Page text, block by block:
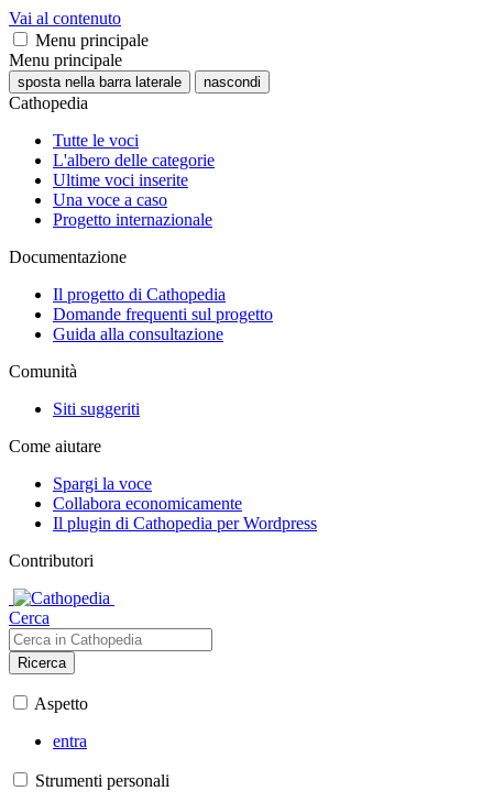
Vai al contenuto
Menu principale
Menu principale
sposta nella barra laterale nascondi
Cathopedia
Tutte le voci
L'albero delle categorie
Ultime voci inserite
Una voce a caso
Progetto internazionale
Documentazione
Il progetto di Cathopedia
Domande frequenti sul progetto
Guida alla consultazione
Comunità
Siti suggeriti
Come aiutare
Spargi la voce
Collabora economicamente
Il plugin di Cathopedia per Wordpress
Contributori
Cerca
Ricerca
Aspetto
entra
Strumenti personali